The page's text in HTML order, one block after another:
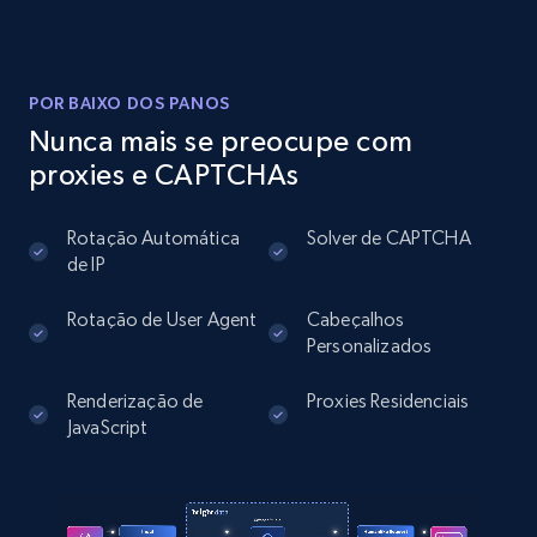
comments, Date posted, Likes, Photos, and
Instagram - Posts - Collects posts from a
specific URLs by using profile URL
comments, Date posted, Likes, Photos, and
more.
POR BAIXO DOS PANOS
Nunca mais se preocupe com
proxies e CAPTCHAs
Rotação Automática
de IP
Solver de CAPTCHA
Rotação de User Agent
Cabeçalhos
Personalizados
Renderização de
JavaScript
Proxies Residenciais